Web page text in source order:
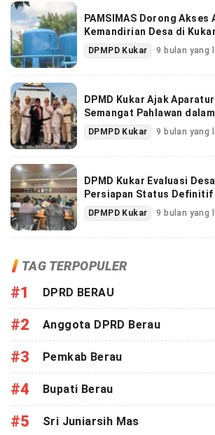
PAMSIMAS Dorong Akses
Kemandirian Desa di Kukar
DPMPD Kukar 9 bulan yang
DPMD Kukar Ajak
Semangat Pahlawan
DPMPD Kukar 9 bulan yang
DPMD Kukar Evaluasi
Persiapan Status Definitif
DPMPD Kukar 9 bulan yang
TAG TERPOPULER
#1 DPRD BERAU
#2 Anggota DPRD Berau
#3 Pemkab Berau
#4 Bupati Berau
#5 Sri Juniarsih Mas